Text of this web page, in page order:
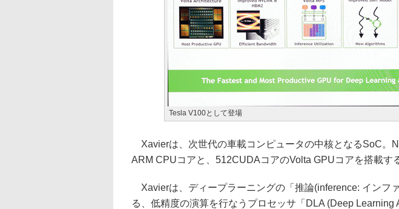
Tesla V100として登場
Xavierは、次世代の車載コンピュータの中核となるSoC。
ARM CPUコアと、512CUDAコアのVolta GPUコアを搭載す
Xavierは、ディープラーニングの「推論(inference: インフ
る、低精度の演算を行なうプロセッサ「DLA (Deep Learning